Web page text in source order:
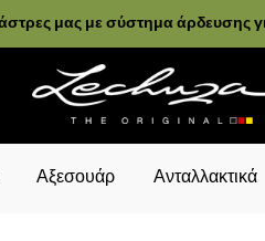
μας με σύστημα άρδευσης
Αξεσουάρ Ανταλλακτικά